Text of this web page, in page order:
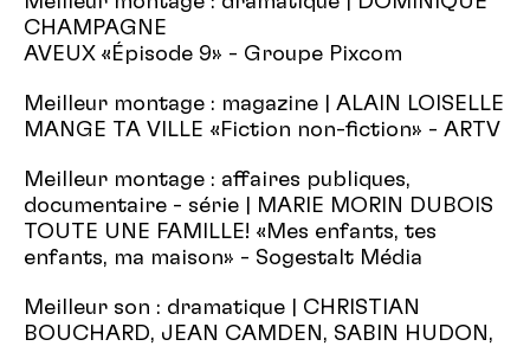
CHAMPAGNE
AVEUX «Épisode 9» - Groupe Pixcom
Meilleur montage : magazine | ALAIN LOISELLE
MANGE TA VILLE «Fiction non-fiction» - ARTV
Meilleur montage : affaires publiques,
documentaire - série | MARIE MORIN DUBOIS
TOUTE UNE FAMILLE! «Mes enfants, tes
enfants, ma maison» - Sogestalt Média
Meilleur son : dramatique | CHRISTIAN
BOUCHARD, JEAN CAMDEN, SABIN HUDON,